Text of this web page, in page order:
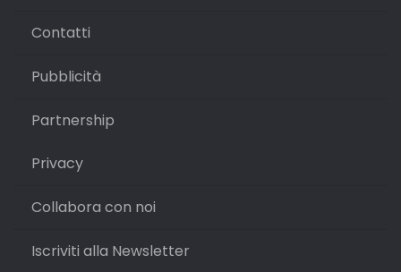
Contatti
Pubblicità
Partnership
Privacy
Collabora con noi
Iscriviti alla Newsletter